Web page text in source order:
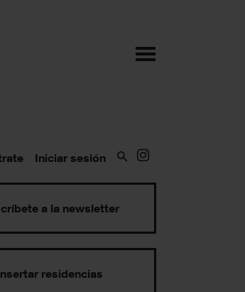
Iniciar sesión
a la newsletter
residencias